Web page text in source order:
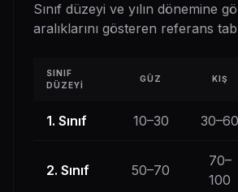
Sınıf düzeyi ve yılın dönemine
aralıklarını gösteren referans
SINIF
DÜZEYI
GÜZ KIŞ
1. Sınıf 10–30 30–60
2. Sınıf 50–70
70–
100